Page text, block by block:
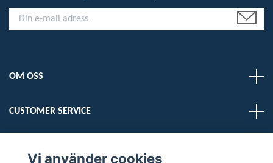
OM OSS
CUSTOMER SERVICE
Vi använder cookies